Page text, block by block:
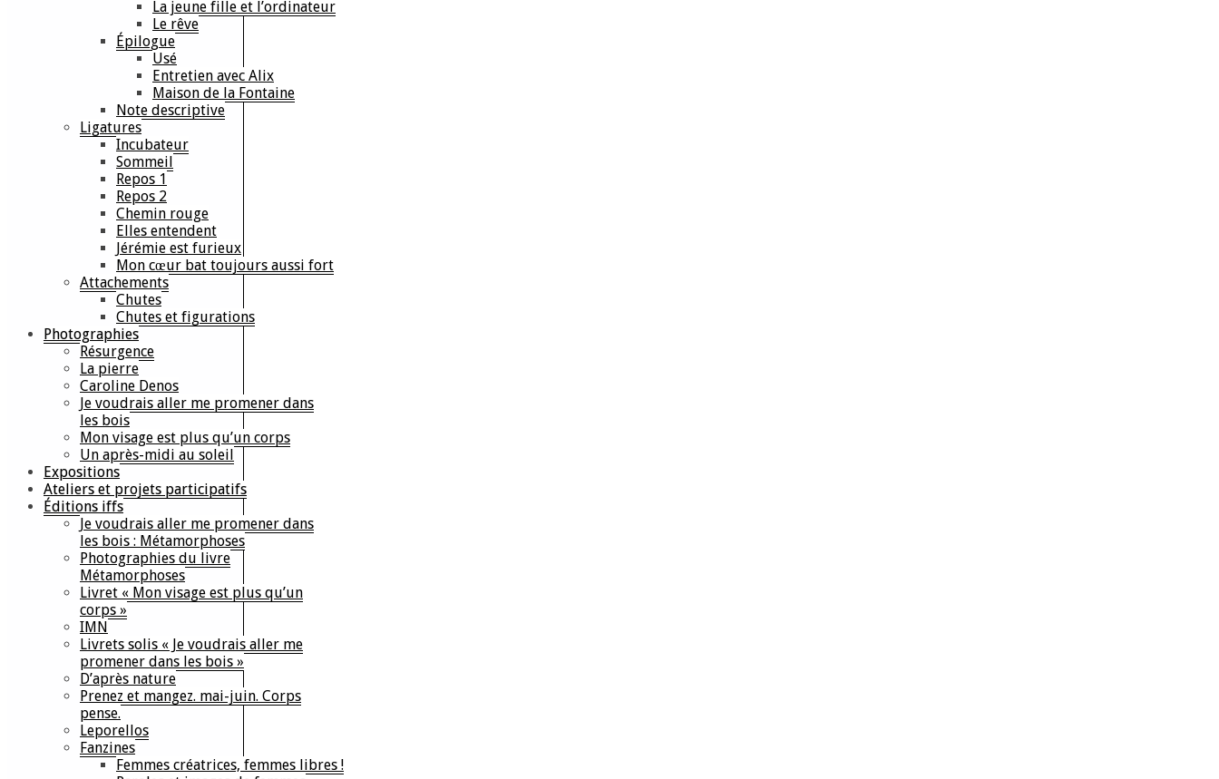
La jeune fille et l’ordinateur
Le rêve
Épilogue
Usé
Entretien avec Alix
Maison de la Fontaine
Note descriptive
Ligatures
Incubateur
Sommeil
Repos 1
Repos 2
Chemin rouge
Elles entendent
Jérémie est furieux
Mon cœur bat toujours aussi fort
Attachements
Chutes
Chutes et figurations
Photographies
Résurgence
La pierre
Caroline Denos
Je voudrais aller me promener dans
les bois
Mon visage est plus qu’un corps
Un après-midi au soleil
Expositions
Ateliers et projets participatifs
Éditions iffs
Je voudrais aller me promener dans
les bois : Métamorphoses
Photographies du livre
Métamorphoses
Livret « Mon visage est plus qu’un
corps »
IMN
Livrets solis « Je voudrais aller me
promener dans les bois »
D’après nature
Prenez et mangez. mai-juin. Corps
pense.
Leporellos
Fanzines
Femmes créatrices, femmes libres !